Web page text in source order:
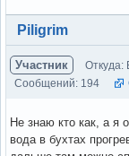
Вне форума
Piligrim
Участник Откуда:
Сообщений: 194
Не знаю кто как, а я
вода в бухтах